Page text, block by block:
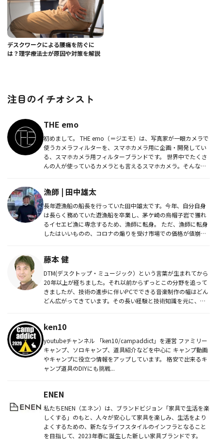
デスクワークによる腰痛を防ぐに
は？理学療法士が原因や対策を解説
注目のイチオシスト
THE emo
初めまして。 THE emo（＝ジエモ）は、写真家が一眼カメラで
使うカメラフィルターを、スマホカメラ用に企画・開発してい
る、スマホカメラ用フィルターブランドです。 世界中でたくさ
んの人が使っているカメラとも言えるスマホカメラ。そんなス
漁師 | 田中雄太
長年遊漁船の船長を行っていた田中雄太です。今年、自分自身
は長らく務めていた遊漁船を卒業し、茅ケ崎の烏帽子岩で獲れ
るイセエビ漁に専念するため、漁師に転身。 ただ、漁師に転身
したはいいものの、コロナの煽りを受け市場での価格が値崩れ
藤本 健
DTM(デスクトップ・ミュージック）という言葉が生まれてから
20年以上が経ちました。それ以前からずっとこの分野を追って
きましたが、技術の進歩に伴いPCでできる音楽制作の幅はどん
どん広がってきています。その長い経験と技術知識を元に、
ken10
youtubeチャンネル 「ken10/campaddict」を運営 ファミリー
キャンプ、ソロキャンプ、道具紹介などを中心に キャンプ動画
やキャンプに役立つ情報をアップしています。 格安で出来るキ
ャンプ道具のDIYにも挑戦...
ENEN
私たちENEN（エネン）は、ブランドビジョン「家具で生活を楽
しくする」のもと、人々が安心して家具を楽しみ、生活をより
よくするための、新たなライフスタイルのインフラとなること
を目指して、2023年春に誕生した新しい家具ブランドです。